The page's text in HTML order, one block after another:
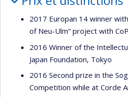
2017 Europan 14 winner
of Neu-Ulm” project with
2016 Winner of the
Japan Foundation, Tokyo
2016 Second prize in the
Competition while at Corde